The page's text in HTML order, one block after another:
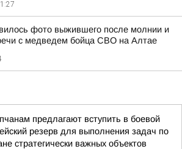
фото выжившего после молнии и
с медведем бойца СВО на Алтае
предлагают вступить в боевой
резерв для выполнения задач по
стратегически важных объектов